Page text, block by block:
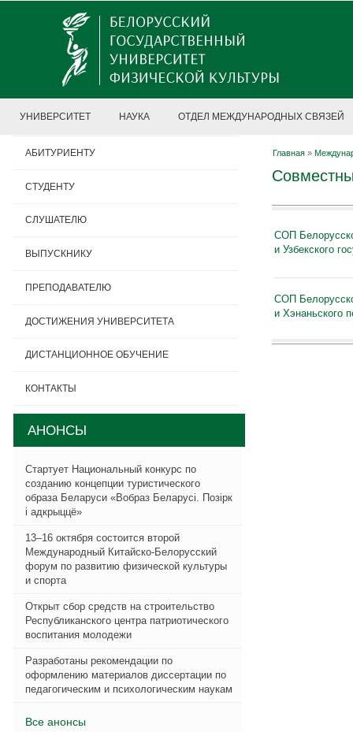
УНИВЕРСИТЕТ НАУКА ОТДЕЛ МЕЖДУНАРОДНЫХ СВЯЗЕЙ
Главная »
СОП
и Узбекского
СОП
и Хэнаньского
АБИТУРИЕНТУ
СТУДЕНТУ
СЛУШАТЕЛЮ
ВЫПУСКНИКУ
ПРЕПОДАВАТЕЛЮ
ДОСТИЖЕНИЯ УНИВЕРСИТЕТА
ДИСТАНЦИОННОЕ ОБУЧЕНИЕ
КОНТАКТЫ
АНОНСЫ
Стартует Национальный конкурс по
созданию концепции туристического
образа Беларуси «Вобраз Беларусi. Позiрк
i адкрыццё»
13–16 октября состоится второй
Международный Китайско-Белорусский
форум по развитию физической культуры
и спорта
Открыт сбор средств на строительство
Республиканского центра патриотического
воспитания молодежи
Разработаны рекомендации по
оформлению материалов диссертации по
педагогическим и психологическим наукам
Все анонсы